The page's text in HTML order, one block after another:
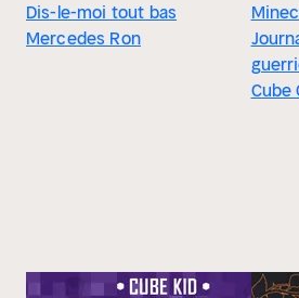
Dis-le-moi tout bas
Mercedes Ron
Cube